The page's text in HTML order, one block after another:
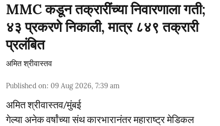
MMC कडून तक्रारींच्या निवारणाला गती;
४३ प्रकरणे निकाली, मात्र ८४९ तक्रारी
प्रलंबित
अमित श्रीवास्तव
Published on: 09 Aug 2026, 7:39 am
अमित श्रीवास्तव/मुंबई
गेल्या अनेक वर्षांच्या संथ कारभारानंतर महाराष्ट्र मेडिकल